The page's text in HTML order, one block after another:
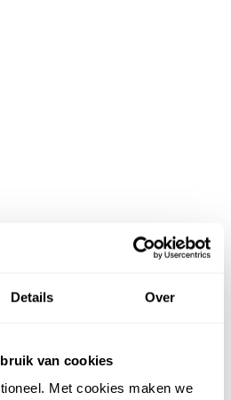
Details Over
van cookies
Met cookies maken we